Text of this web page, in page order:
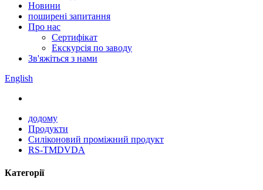
Новини
поширені запитання
Про нас
Сертифікат
Екскурсія по заводу
Зв'яжіться з нами
English
додому
Продукти
Силіконовий проміжний продукт
RS-TMDVDA
Категорії